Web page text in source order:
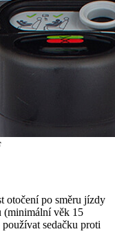
otočení po směru jízdy
(minimální věk 15
sedačku proti